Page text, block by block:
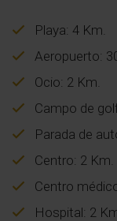
Playa: 4 Km.
Aeropuerto:
Ocio: 2 Km.
Campo de
Parada de
Centro: 2 Km.
Centro
Hospital: 2